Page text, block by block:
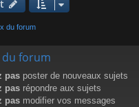
du forum
du forum
pas poster de nouveaux sujets
pas répondre aux sujets
pas modifier vos messages